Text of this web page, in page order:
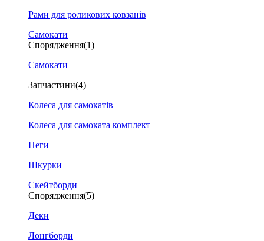
Рами для роликових ковзанів
Самокати
Спорядження(1)
Самокати
Запчастини(4)
Колеса для самокатів
Колеса для самоката комплект
Пеги
Шкурки
Скейтборди
Спорядження(5)
Деки
Лонгборди